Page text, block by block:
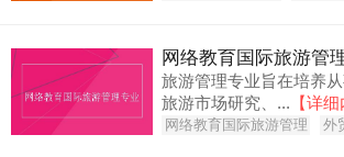
旅游管理专业旨在培养从
旅游市场研究、... 【详细
网络教育国际旅游管理 外